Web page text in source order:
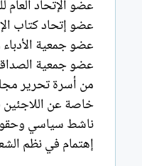
عضو الإتحاد
عضو إتحاد كتاب
عضو جمعية الأدباء
عضو جمعية
من أسرة تحرير
خاصة عن اللاجئين
ناشط سياسي
إهتمام في نظم